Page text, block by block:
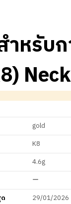
ำหรับ
gold
K8
4.6g
ー
29/01/2026